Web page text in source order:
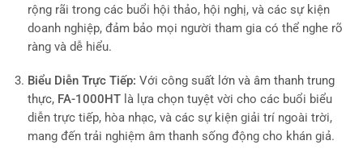
rộng rãi trong các buổi hội thảo, hội nghị, và các sự kiện
doanh nghiệp, đảm bảo mọi người tham gia có thể nghe rõ
ràng và dễ hiểu.
Biểu Diễn Trực Tiếp: Với công suất lớn và âm thanh trung
thực, FA-1000HTlà lựa chọn tuyệt vời cho các buổi biểu
diễn trực tiếp, hòa nhạc, và các sự kiện giải trí ngoài trời,
mang đến trải nghiệm âm thanh sống động cho khán giả.